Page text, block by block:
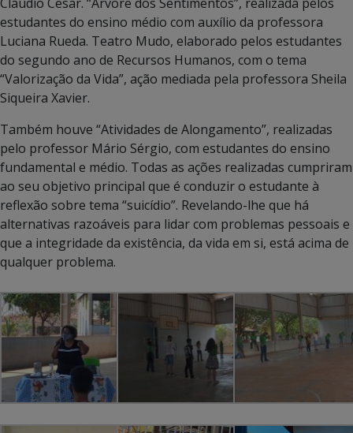
estudantes do ensino médio com auxílio da professora
Luciana Rueda. Teatro Mudo, elaborado pelos estudantes
do segundo ano de Recursos Humanos, com o tema
“Valorização da Vida”, ação mediada pela professora Sheila
Siqueira Xavier.
Também houve “Atividades de Alongamento”, realizadas
pelo professor Mário Sérgio, com estudantes do ensino
fundamental e médio. Todas as ações realizadas cumpriram
ao seu objetivo principal que é conduzir o estudante à
reflexão sobre tema “suicídio”. Revelando-lhe que há
alternativas razoáveis para lidar com problemas pessoais e
que a integridade da existência, da vida em si, está acima de
qualquer problema.